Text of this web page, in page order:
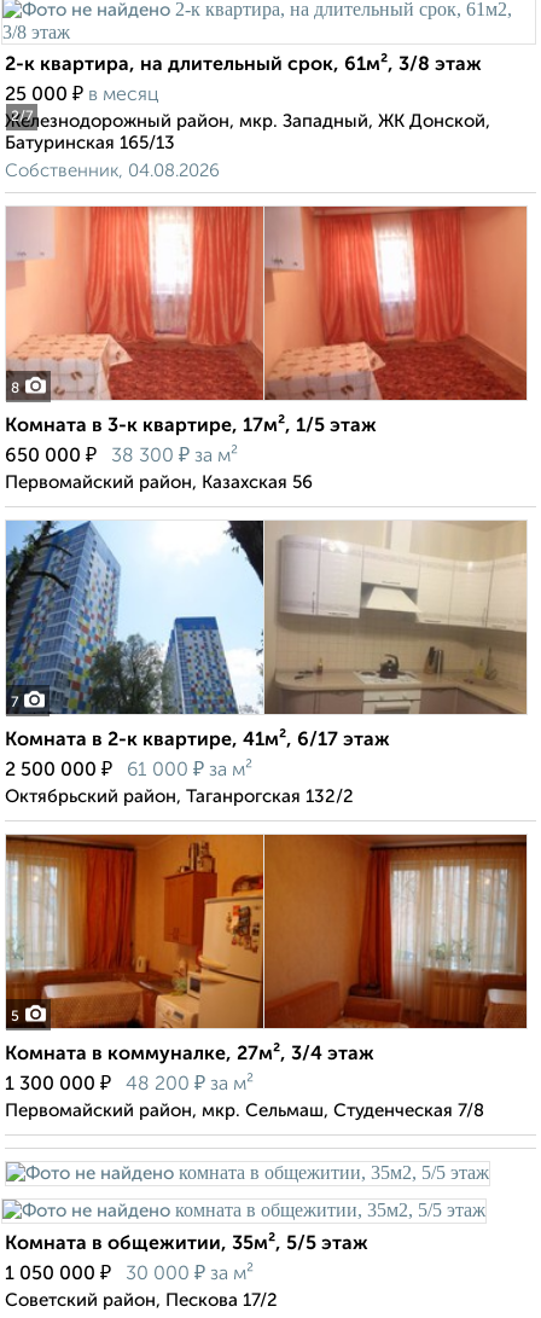
2/7
2-к квартира, на длительный срок, 61м², 3/8 этаж
25 000 ₽ в месяц
Железнодорожный район, мкр. Западный, ЖК Донской,
Батуринская 165/13
Собственник, 04.08.2026
8
Комната в 3-к квартире, 17м², 1/5 этаж
650 000 ₽ 38 300 ₽ за м²
Первомайский район, Казахская 56
7
Комната в 2-к квартире, 41м², 6/17 этаж
2 500 000 ₽ 61 000 ₽ за м²
Октябрьский район, Таганрогская 132/2
5
Комната в коммуналке, 27м², 3/4 этаж
1 300 000 ₽ 48 200 ₽ за м²
Первомайский район, мкр. Сельмаш, Студенческая 7/8
Комната в общежитии, 35м², 5/5 этаж
1 050 000 ₽ 30 000 ₽ за м²
Советский район, Пескова 17/2